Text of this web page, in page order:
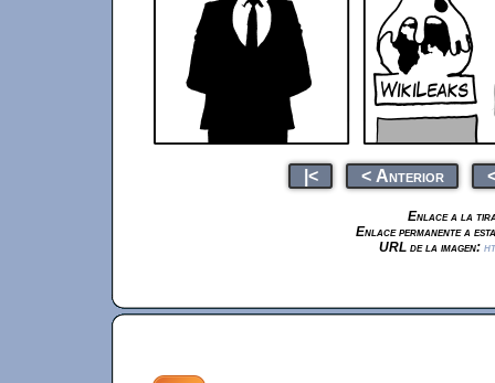
|< < Anterior
Enlace a la
Enlace permanente a
URL de la imagen: